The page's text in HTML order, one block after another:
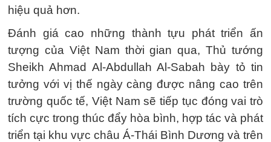
hiệu quả hơn.
Đánh giá cao những thành tựu phát triển ấn
tượng của Việt Nam thời gian qua, Thủ tướng
Sheikh Ahmad Al-Abdullah Al-Sabah bày tỏ tin
tưởng với vị thế ngày càng được nâng cao trên
trường quốc tế, Việt Nam sẽ tiếp tục đóng vai trò
tích cực trong thúc đẩy hòa bình, hợp tác và phát
triển tại khu vực châu Á-Thái Bình Dương và trên